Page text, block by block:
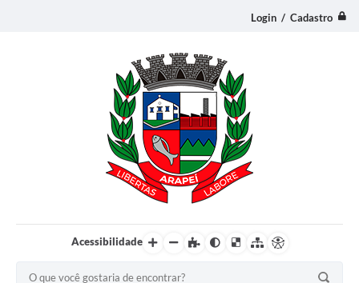
Login / Cadastro
Acessibilidade